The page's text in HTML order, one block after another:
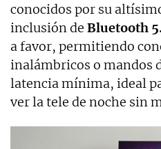
conocidos por su
inclusión de Bluetooth
a favor, permitiendo
inalámbricos o mandos
latencia mínima, ideal
ver la tele de noche sin